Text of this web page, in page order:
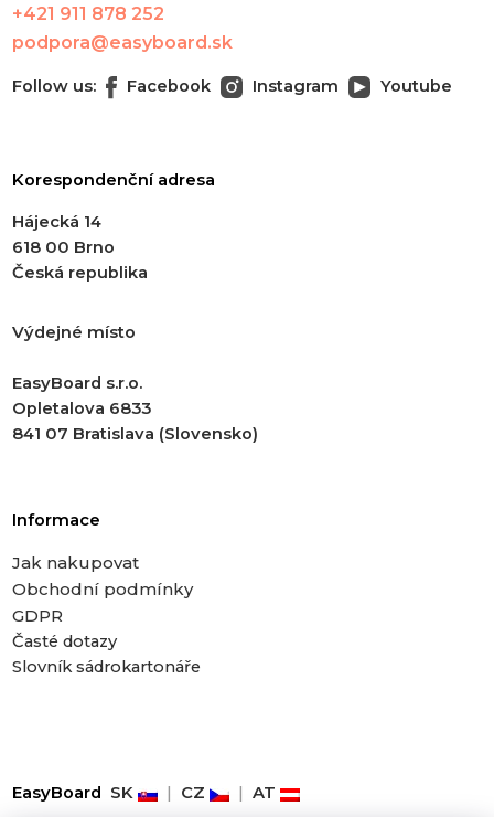
+421 911 878 252
podpora@easyboard.sk
Follow us: Facebook Instagram Youtube
Korespondenční adresa
Hájecká 14
618 00 Brno
Česká republika
Výdejné místo
EasyBoard s.r.o.
Opletalova 6833
841 07 Bratislava (Slovensko)
Informace
Jak nakupovat
Obchodní podmínky
GDPR
Časté dotazy
Slovník sádrokartonáře
EasyBoard SK CZ AT